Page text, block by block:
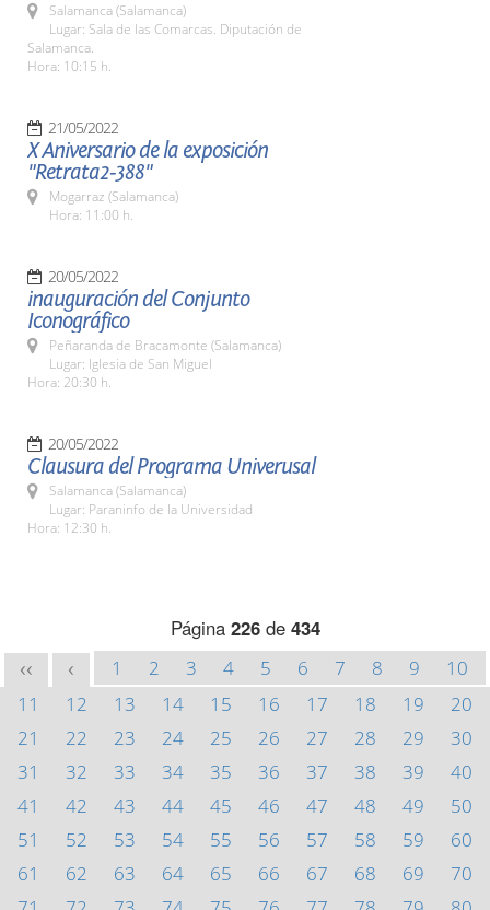
Salamanca (Salamanca)
Lugar: Sala de las Comarcas. Diputación de
Salamanca.
Hora: 10:15 h.
21/05/2022
X Aniversario de la exposición
"Retrata2-388"
Mogarraz (Salamanca)
Hora: 11:00 h.
20/05/2022
inauguración del Conjunto
Iconográfico
Peñaranda de Bracamonte (Salamanca)
Lugar: Iglesia de San Miguel
Hora: 20:30 h.
20/05/2022
Clausura del Programa Univerusal
Salamanca (Salamanca)
Lugar: Paraninfo de la Universidad
Hora: 12:30 h.
Página 226de 434
<< < 1 2 3 4 5 6 7 8 9
10
11
12 13 14 15 16 17 18 19
20
21
22 23 24 25 26 27 28 29
30
31
32 33 34 35 36 37 38 39
40
41
42 43 44 45 46 47 48 49
50
51
52 53 54 55 56 57 58 59
60
61
62 63 64 65 66 67 68 69
70